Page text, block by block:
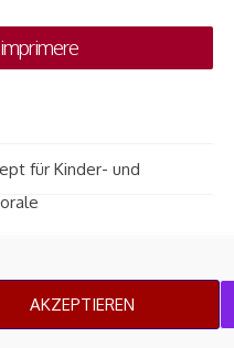
AKZEPTIEREN
imprimere
für Kinder- und